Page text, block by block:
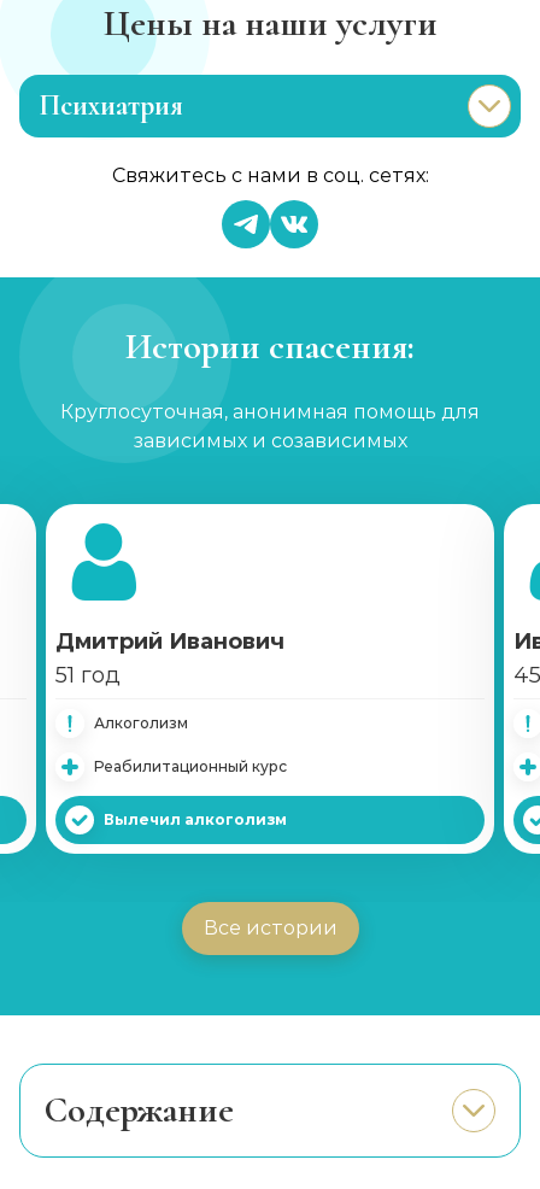
Цены на наши услуги
Психиатрия
Скорая психиатрическая помощь
от 5 000 ₽ Записаться
от 2 500 ₽/сеанс Записаться
Свяжитесь с нами в соц. сетях:
Истории спасения:
Круглосуточная, анонимная помощь для
зависимых и созависимых
Дмитрий Иванович
51 год
Алкоголизм
Реабилитационный курс
Вылечил алкоголизм
Все истории
Cодержание